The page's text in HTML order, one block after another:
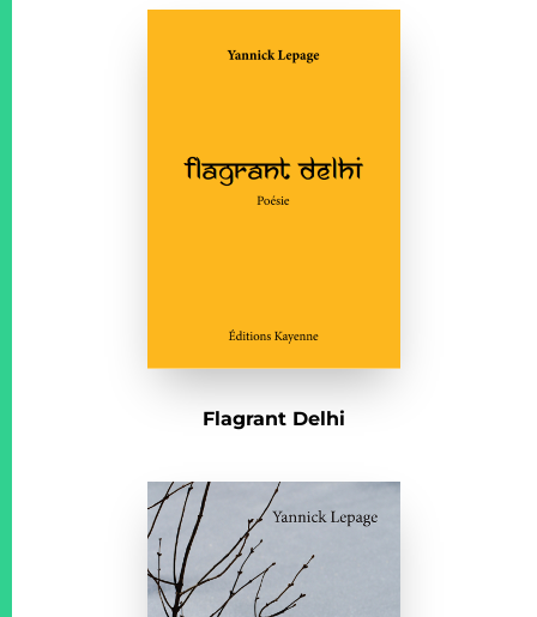
Flagrant Delhi